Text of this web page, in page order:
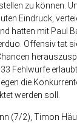
zu können.
Eindruck,
hatten mit Paul
Offensiv tat
Fehlwürfe
die
werden soll.
(7/2), Timon